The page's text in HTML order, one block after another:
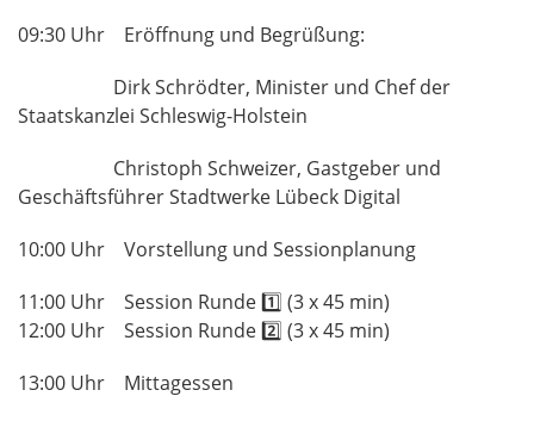
09:30 Uhr Eröffnung und Begrüßung:
Dirk Schrödter, Minister und Chef der
Staatskanzlei Schleswig-Holstein
Christoph Schweizer, Gastgeber und
Geschäftsführer Stadtwerke Lübeck Digital
10:00 Uhr Vorstellung und Sessionplanung
11:00 Uhr Session Runde 1️⃣ (3 x 45 min)
12:00 Uhr Session Runde 2️⃣ (3 x 45 min)
13:00 Uhr Mittagessen